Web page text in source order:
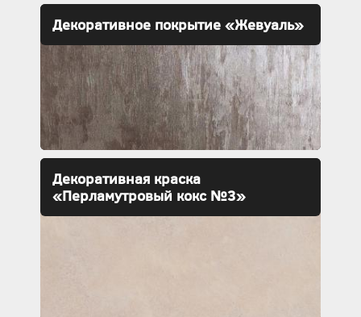
Декоративное покрытие «Жевуаль»
Декоративная краска
«Перламутровый кокс №3»